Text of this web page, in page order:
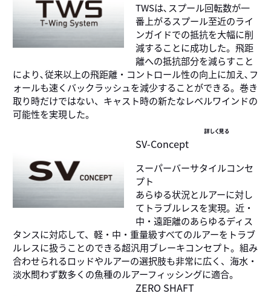
TWSは､スプール回転数が一
番上がるスプール至近のライ
ンガイドでの抵抗を大幅に削
減することに成功した。飛距
離への抵抗部分を減らすこと
により､従来以上の飛距離・コントロール性の向上に加え､フ
ォールも速くバックラッシュを減少することができる。巻き
取り時だけではない、キャスト時の新たなレベルワインドの
可能性を実現した。
詳しく見る
SV-Concept
スーパーバーサタイルコンセ
プト
あらゆる状況とルアーに対し
てトラブルレスを実現。近・
中・遠距離のあらゆるディス
タンスに対応して、軽・中・重量級すべてのルアーをトラブ
ルレスに扱うことのできる超汎用ブレーキコンセプト。組み
合わせられるロッドやルアーの選択肢も非常に広く、海水・
淡水問わず数多くの魚種のルアーフィッシングに適合。
ZERO SHAFT